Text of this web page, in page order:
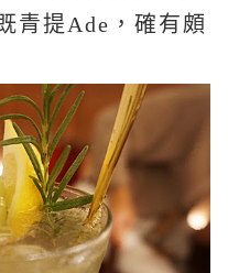
青提 Ade ，確有頗